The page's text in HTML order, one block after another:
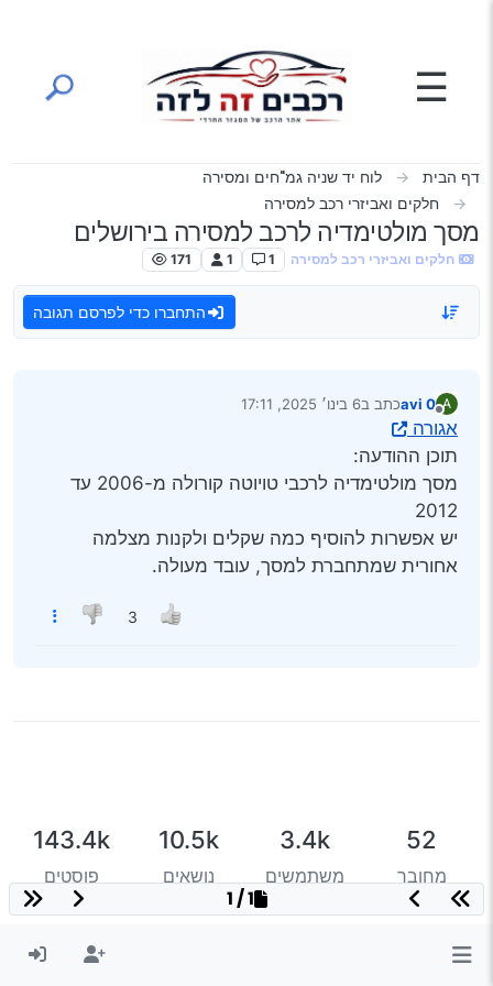
☰
דף הבית
לוח יד שניה גמ"חים ומסירה
חלקים ואביזרי רכב למסירה
מסך מולטימדיה לרכב למסירה בירושלים
חלקים ואביזרי רכב למסירה 1
1
171
התחברו כדי לפרסם תגובה
A
מנותק
avi 0כתב ב6 בינו׳ 2025, 17:11
נערך לאחרונה על ידי
אגורה
תוכן ההודעה:
מסך מולטימדיה לרכבי טויוטה קורולה מ-2006 עד
2012
יש אפשרות להוסיף כמה שקלים ולקנות מצלמה
אחורית שמתחברת למסך, עובד מעולה.
3
52
מחובר
3.4k
משתמשים
10.5k
נושאים
143.4k
פוסטים
1 / 1